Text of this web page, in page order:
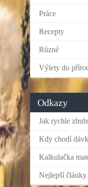
Práce
Recepty
Různé
Výlety do
Odkazy
Jak rychle
Kdy chodí
Kalkulačka
Nejlepší články